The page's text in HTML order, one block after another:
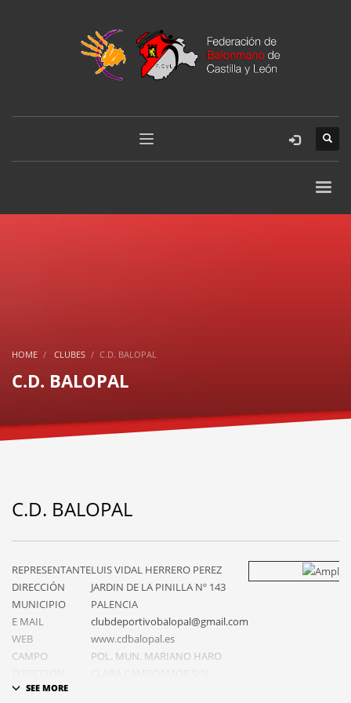
HOME CLUBES C.D. BALOPAL
C.D. BALOPAL
C.D. BALOPAL
REPRESENTANTELUIS VIDAL HERRERO PEREZ
DIRECCIÓN
JARDIN DE LA PINILLA Nº 143
MUNICIPIO
PALENCIA
E MAIL
clubdeportivobalopal@gmail.com
WEB
www.cdbalopal.es
CAMPO
POL. MUN. MARIANO HARO
CAMPO